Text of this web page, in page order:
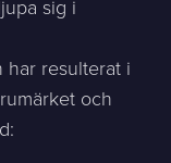
sig i
resulterat i
och